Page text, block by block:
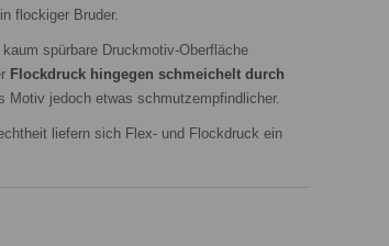
flockiger Bruder.
spürbare Druckmotiv-Oberfläche
Flockdruck hingegen schmeichelt durch
Motiv jedoch etwas schmutzempfindlicher.
liefern sich Flex- und Flockdruck ein